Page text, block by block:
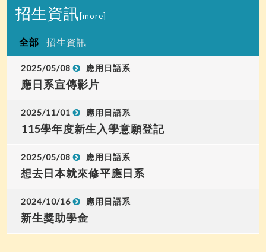
招生資訊[more]
全部 招生資訊
2025/05/08 應用日語系
應日系宣傳影片
2025/11/01 應用日語系
115學年度新生入學意願登記
2025/05/08 應用日語系
想去日本就來修平應日系
2024/10/16 應用日語系
新生獎助學金